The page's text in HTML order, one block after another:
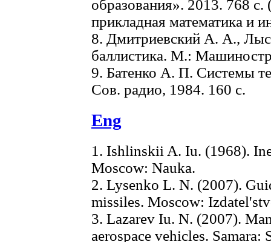
образования». 2013. 768
прикладная математика и
8. Дмитриевский А. А.,
баллистика. М.:
9. Батенко А. П. Системы
Сов. радио, 1984. 160 с.
Eng
1. Ishlinskii A. Iu. (1968).
Moscow: Nauka.
2. Lysenko L. N. (2007).
missiles. Moscow:
3. Lazarev Iu. N. (2007).
aerospace vehicles.